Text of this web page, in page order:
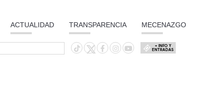
ACTUALIDAD TRANSPARENCIA MECENAZGO
+ INFO Y
ENTRADAS